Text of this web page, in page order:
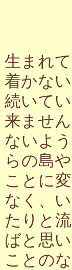
生まれ
着かな
続いて
来ませ
ないよ
らの島
ことに
なく、
たりと
ばと思
ことの